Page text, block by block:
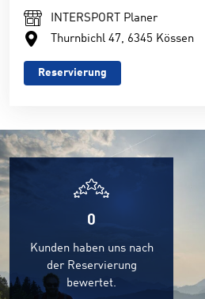
INTERSPORT Planer
Thurnbichl 47, 6345 Kössen
Reservierung
0
Kunden haben uns nach
der Reservierung
bewertet.